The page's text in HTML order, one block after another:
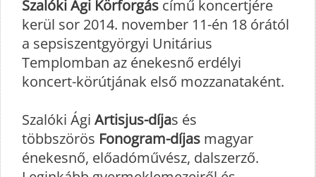
Szalóki Ági Körforgás című koncertjére
kerül sor 2014. november 11-én 18 órától
a sepsiszentgyörgyi Unitárius
Templomban az énekesnő erdélyi
koncert-körútjának első mozzanataként.
Szalóki Ági Artisjus-díjas és
többszörös Fonogram-díjas magyar
énekesnő, előadóművész, dalszerző.